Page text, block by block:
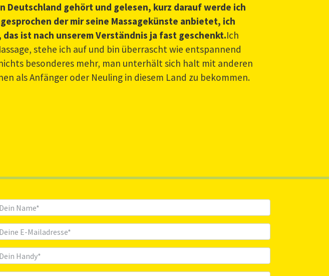
Deutschland gehört und gelesen, kurz darauf werde ich
der mir seine Massagekünste anbietet, ich
ist nach unserem Verständnis ja fast geschenkt.Ich
stehe ich auf und bin überrascht wie entspannend
besonderes mehr, man unterhält sich halt mit anderen
als Anfänger oder Neuling in diesem Land zu bekommen.